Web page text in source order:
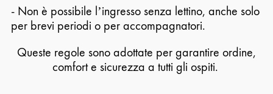
- Non è possibile l’ingresso senza lettino, anche solo
per brevi periodi o per accompagnatori.
Queste regole sono adottate per garantire ordine,
comfort e sicurezza a tutti gli ospiti.